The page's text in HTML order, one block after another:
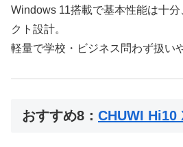
Windows 11搭載で基本性能は十
クト設計。
軽量で学校・ビジネス問わず扱い
おすすめ8： CHUWI Hi10